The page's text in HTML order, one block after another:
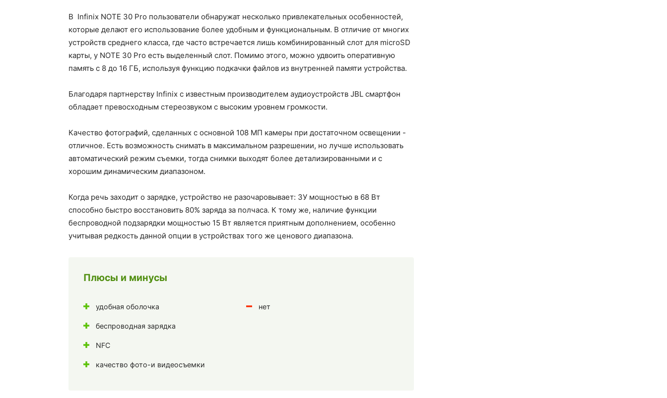
В Infinix NOTE 30 Pro пользователи обнаружат несколько привлекательных особенностей,
которые делают его использование более удобным и функциональным. В отличие от многих
устройств среднего класса, где часто встречается лишь комбинированный слот для microSD
карты, у NOTE 30 Pro есть выделенный слот. Помимо этого, можно удвоить оперативную
память с 8 до 16 ГБ, используя функцию подкачки файлов из внутренней памяти устройства.
Благодаря партнерству Infinix с известным производителем аудиоустройств JBL смартфон
обладает превосходным стереозвуком с высоким уровнем громкости.
Качество фотографий, сделанных с основной 108 МП камеры при достаточном освещении -
отличное. Есть возможность снимать в максимальном разрешении, но лучше использовать
автоматический режим съемки, тогда снимки выходят более детализированными и с
хорошим динамическим диапазоном.
Когда речь заходит о зарядке, устройство не разочаровывает: ЗУ мощностью в 68 Вт
способно быстро восстановить 80% заряда за полчаса. К тому же, наличие функции
беспроводной подзарядки мощностью 15 Вт является приятным дополнением, особенно
учитывая редкость данной опции в устройствах того же ценового диапазона.
Плюсы и минусы
удобная оболочка
беспроводная зарядка
NFC
качество фото-и видеосъемки
нет